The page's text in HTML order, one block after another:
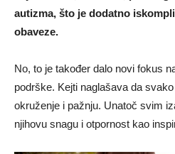
autizma, što je dodatno
obaveze.
No, to je također dalo novi fokus
podrške. Kejti naglašava da
okruženje i pažnju. Unatoč svim
njihovu snagu i otpornost kao